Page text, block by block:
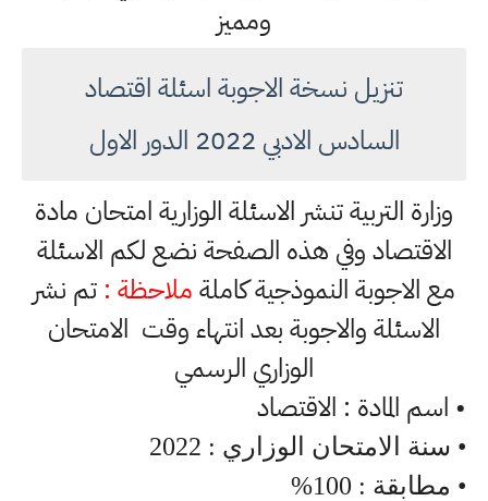
ومميز
تنزيل نسخة الاجوبة اسئلة اقتصاد
السادس الادبي 2022 الدور الاول
وزارة التربية تنشر الاسئلة الوزارية امتحان مادة
الاقتصاد وفي هذه الصفحة نضع لكم الاسئلة
مع الاجوبة النموذجية كاملةملاحظة : تم نشر
الاسئلة والاجوبة بعد انتهاء وقت الامتحان
الوزاري الرسمي
• اسم المادة : الاقتصاد
• سنة الامتحان الوزاري : 2022
• مطابقة : 100%